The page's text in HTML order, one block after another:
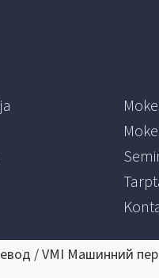
/ VMI Машинний